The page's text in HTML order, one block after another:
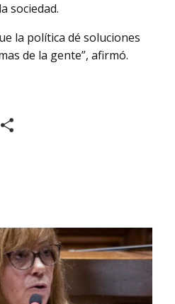
sociedad.
la política dé soluciones
de la gente”, afirmó.
WhatsApp